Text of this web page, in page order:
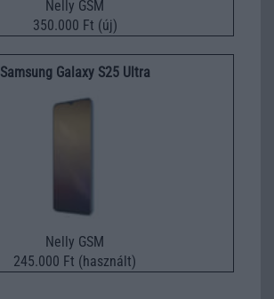
Nelly GSM
350.000 Ft (új)
Samsung Galaxy S25 Ultra
Nelly GSM
245.000 Ft (használt)